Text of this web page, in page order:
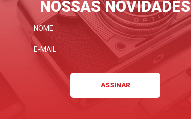
NOSSAS NOVIDADES